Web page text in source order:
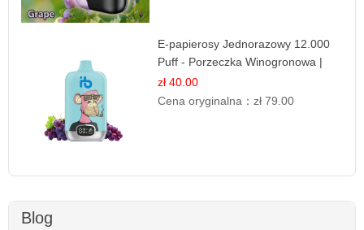
E-papierosy Jednorazowy 12.000
Puff - Porzeczka Winogronowa |
Owocowa Moc
zł 40.00
Cena oryginalna：zł 79.00
Blog